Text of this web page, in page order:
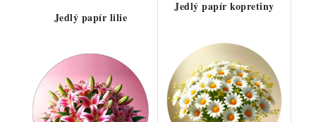
Jedlý papír lilie
Jedlý papír kopretiny